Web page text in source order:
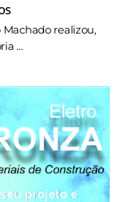
realizou,
...